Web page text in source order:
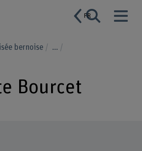
FR
bernoise ...
Bourcet